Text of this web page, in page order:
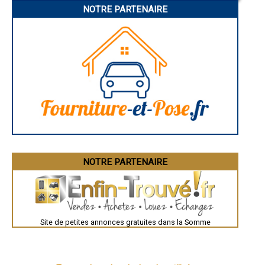
- Extension de maison à Sains-en-Amiénois
- Extension de maison à Quevauvillers
- Extension de maison à Naours
- Extension de maison à Bernaville
- Extension de maison à Talmas
- Extension de maison à Beauchamps
- Extension de maison à Pendé
- Extension de maison à Béthencourt-sur-Mer
- Extension de maison à Hombleux
- Extension de maison à Namps-Maisnil
- Extension de maison à Lanchères
- Extension de maison à Candas
- Extension de maison à Bouttencourt
- Extension de maison à Hangest-en-Santerre
- Extension de maison à Vauchelles-les-Quesnoy
- Extension de maison à Vron
- Extension de maison à Arrest
- Extension de maison à Aigneville
- Extension de maison à Plachy-Buyon
NOTRE PARTENAIRE
NOTRE PARTENAIRE
Site de petites annonces gratuites dans la Somme